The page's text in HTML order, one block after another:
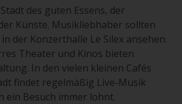
des guten Essens, der
Künste. Musikliebhaber sollten
der Konzerthalle Le Silex ansehen.
Theater und Kinos bieten
In den vielen kleinen Cafés
findet regelmäßig Live-Musik
ein Besuch immer lohnt.